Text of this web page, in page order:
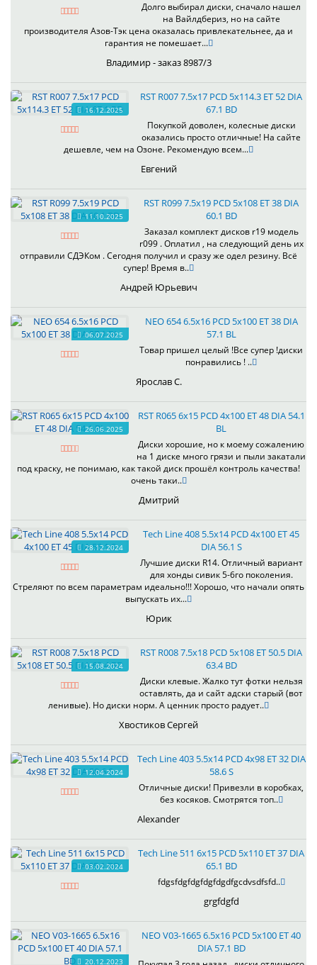
Долго выбирал диски, сначало нашел
на Вайлдбериз, но на сайте
производителя Азов-Тэк цена оказалась привлекательнее, да и
гарантия не помешает...
Владимир - заказ 8987/3
16.12.2025
RST R007 7.5x17 PCD 5x114.3 ET 52 DIA
67.1 BD
Покупкой доволен, колесные диски
оказались просто отличные! На сайте
дешевле, чем на Озоне. Рекомендую всем...
Евгений
11.10.2025
RST R099 7.5x19 PCD 5x108 ET 38 DIA
60.1 BD
Заказал комплект дисков r19 модель
r099 . Оплатил , на следующий день их
отправили СДЭКом . Сегодня получил и сразу же одел резину. Всё
супер! Время в..
Андрей Юрьевич
06.07.2025
NEO 654 6.5x16 PCD 5x100 ET 38 DIA
57.1 BL
Товар пришел целый !Все супер !диски
понравились ! ..
Ярослав С.
26.06.2025
RST R065 6x15 PCD 4x100 ET 48 DIA 54.1
BL
Диски хорошие, но к моему сожалению
на 1 диске много грязи и пыли закатали
под краску, не понимаю, как такой диск прошёл контроль качества!
очень таки..
Дмитрий
28.12.2024
Tech Line 408 5.5x14 PCD 4x100 ET 45
DIA 56.1 S
Лучшие диски R14. Отличный вариант
для хонды сивик 5-6го поколения.
Стреляют по всем параметрам идеально!!! Хорошо, что начали опять
выпускать их...
Юрик
15.08.2024
RST R008 7.5x18 PCD 5x108 ET 50.5 DIA
63.4 BD
Диски клевые. Жалко тут фотки нельзя
оставлять, да и сайт адски старый (вот
ленивые). Но диски норм. А ценник просто радует..
Хвостиков Сергей
12.04.2024
Tech Line 403 5.5x14 PCD 4x98 ET 32 DIA
58.6 S
Отличные диски! Привезли в коробках,
без косяков. Смотрятся топ..
Alexander
03.02.2024
Tech Line 511 6x15 PCD 5x110 ET 37 DIA
65.1 BD
fdgsfdgfdgfdgfdgdfgcdvsdfsfd..
grgfdgfd
20.12.2023
NEO V03-1665 6.5x16 PCD 5x100 ET 40
DIA 57.1 BD